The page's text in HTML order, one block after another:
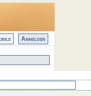
Anmelden